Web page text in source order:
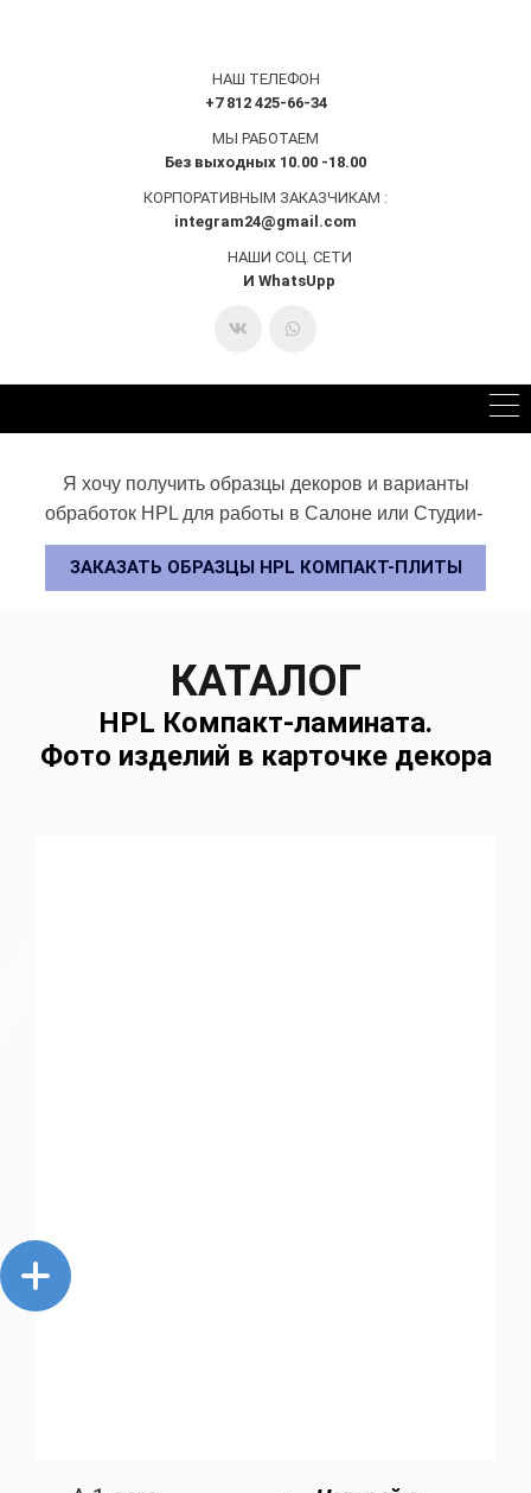
НАШ ТЕЛЕФОН
+7 812 425-66-34
МЫ РАБОТАЕМ
Без выходных 10.00 -18.00
КОРПОРАТИВНЫМ ЗАКАЗЧИКАМ :
integram24@gmail.com
НАШИ СОЦ. СЕТИ
И WhatsUpp
Я хочу получить образцы декоров и варианты
обработок HPL для работы в Салоне или Студии-
ЗАКАЗАТЬ ОБРАЗЦЫ HPL КОМПАКТ-ПЛИТЫ
КАТАЛОГ
HPL Компакт-ламината.
Фото изделий в карточке декора